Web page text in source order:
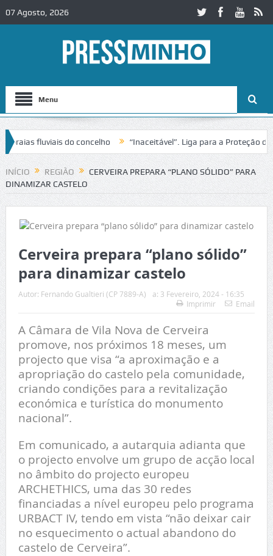
07 Agosto, 2026
Menu
fluviais do concelho “Inaceitável”. Liga para a Proteção da
INÍCIO REGIÃO
CERVEIRA PREPARA “PLANO SÓLIDO” PARA
DINAMIZAR CASTELO
Cerveira prepara “plano sólido”
para dinamizar castelo
Autor: Fernando Gualtieri (CP 7889-A) a: 3 Fevereiro, 2024 - 16:35
Imprimir
Email
A Câmara de Vila Nova de Cerveira
promove, nos próximos 18 meses, um
projecto que visa “a aproximação e a
apropriação do castelo pela comunidade,
criando condições para a revitalização
económica e turística do monumento
nacional”.
Em comunicado, a autarquia adianta que
o projecto envolve um grupo de acção local
no âmbito do projecto europeu
ARCHETHICS, uma das 30 redes
financiadas a nível europeu pelo programa
URBACT IV, tendo em vista “não deixar cair
no esquecimento o actual abandono do
castelo de Cerveira”.